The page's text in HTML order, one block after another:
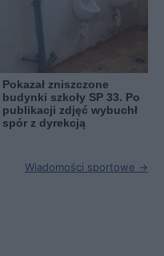
Pokazał zniszczone
budynki szkoły SP 33. Po
publikacji zdjęć wybuchł
spór z dyrekcją
Wiadomości sportowe →